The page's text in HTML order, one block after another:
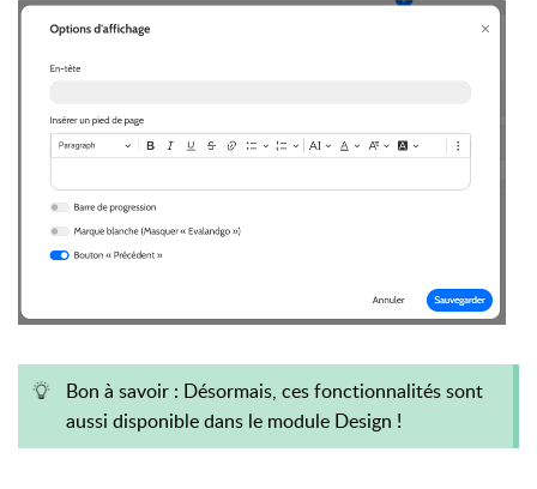
Bon à savoir : Désormais, ces fonctionnalités sont
aussi disponible dans le module Design !